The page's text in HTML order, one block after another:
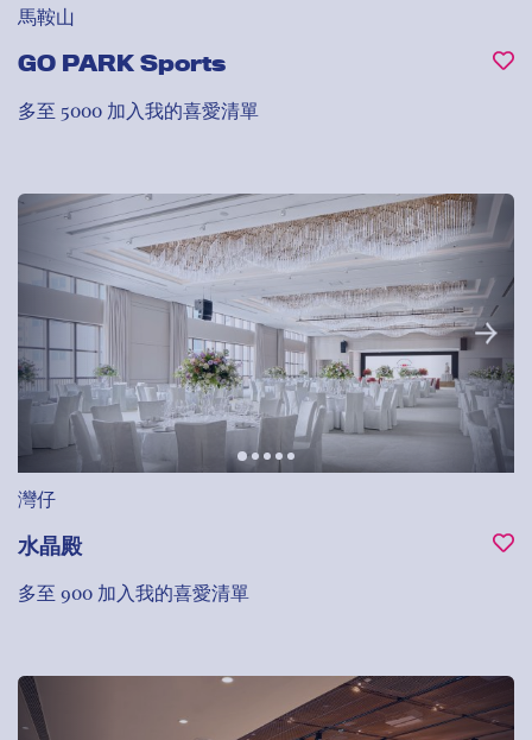
馬鞍山
GO PARK Sports
多至 5000 加入我的喜愛清單
灣仔
水晶殿
多至 900 加入我的喜愛清單